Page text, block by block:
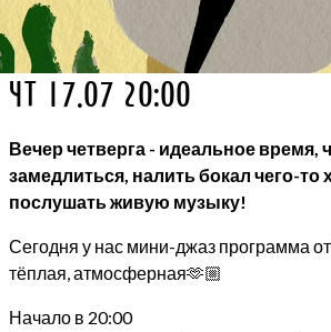
чт 17.07 20:00
Вечер четверга - идеальное время,
замедлиться, налить бокал чего-то
послушать живую музыку!
Сегодня у нас мини-джаз программа от
тёплая, атмосферная🫶🏼
Начало в 20:00